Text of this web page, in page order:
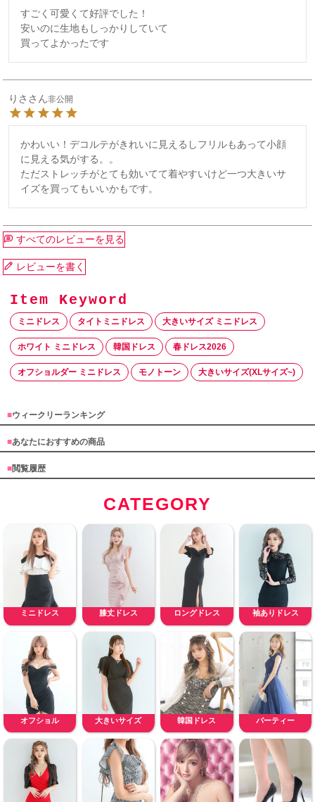
すごく可愛くて好評でした！
安いのに生地もしっかりしていて
買ってよかったです
りさ 非公開
かわいい！デコルテがきれいに見えるしフリルもあって小顔
に見える気がする。。
ただストレッチがとても効いてて着やすいけど一つ大きいサ
イズを買ってもいいかもです。
すべてのレビューを見る
レビューを書く
ミニドレス タイトミニドレス 大きいサイズ ミニドレス
ホワイト ミニドレス 韓国ドレス 春ドレス2026
オフショルダー ミニドレス モノトーン 大きいサイズ(XLサイズ~)
■ウィークリーランキング
■あなたにおすすめの商品
■閲覧履歴
CATEGORY
ミニドレス 膝丈ドレス ロングドレス 袖ありドレス
オフショル 大きいサイズ 韓国ドレス パーティー